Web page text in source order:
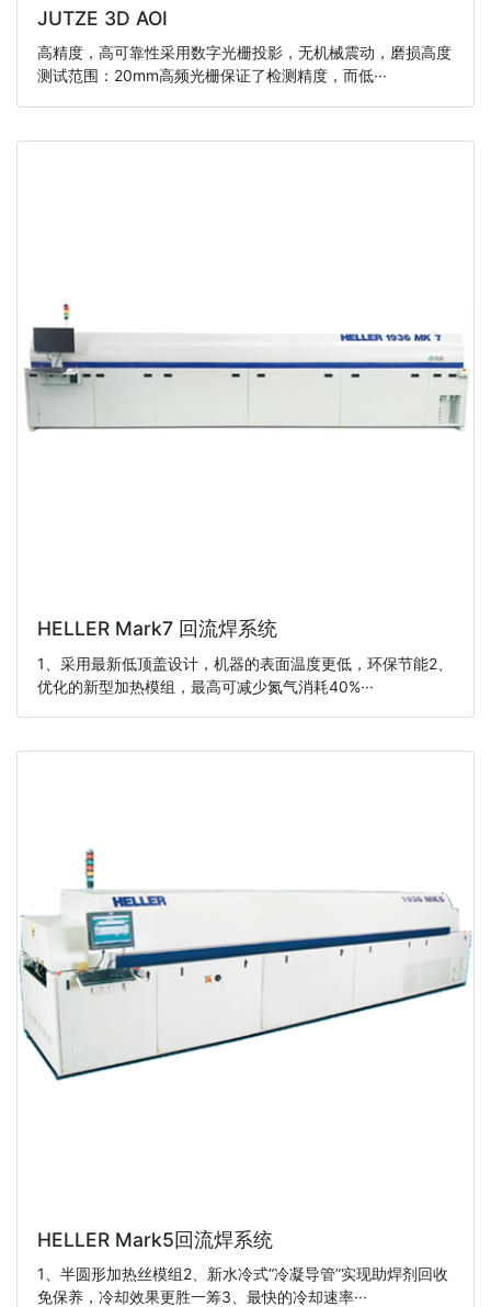
JUTZE 3D AOI
高精度，高可靠性采用数字光栅投影，无机械震动，磨损高度
测试范围：20mm高频光栅保证了检测精度，而低···
HELLER Mark7 回流焊系统
1、采用最新低顶盖设计，机器的表面温度更低，环保节能2、
优化的新型加热模组，最高可减少氮气消耗40%···
HELLER Mark5回流焊系统
1、半圆形加热丝模组2、新水冷式“冷凝导管”实现助焊剂回收
免保养，冷却效果更胜一筹3、最快的冷却速率···